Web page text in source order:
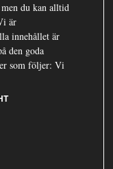
du kan alltid
är
innehållet är
den goda
som följer: Vi